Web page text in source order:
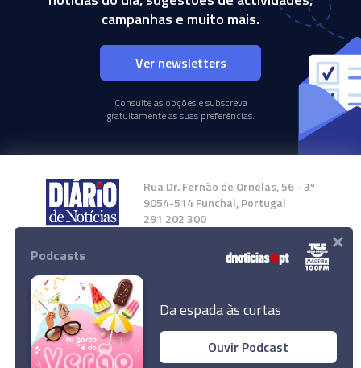
campanhas e muito mais.
Ver newsletters
Consulte as opções e subscreva
gratuitamente as suas preferências.
Rua Dr. Fernão de Ornelas, 56 - 3º
9054-514 Funchal, Portugal
291 202 300
Instale a nossa App
© 2024 Empresa Diário de Notícias, Lda.
Podcasts
Da espada às curtas
Ouvir Podcast
×